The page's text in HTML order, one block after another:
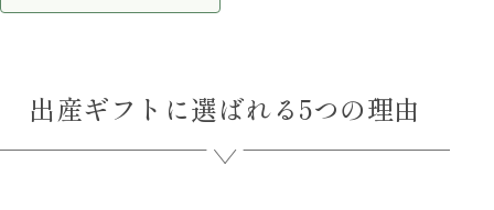
出産ギフトに選ばれる5つの理由